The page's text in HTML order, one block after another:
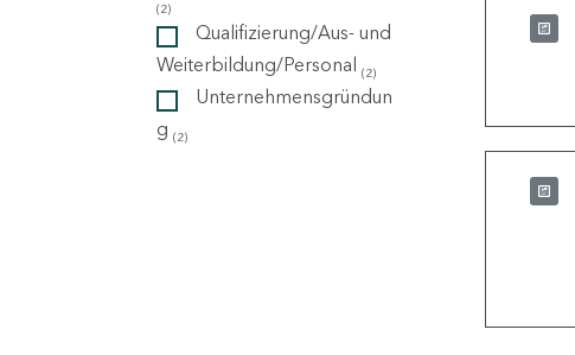
(2)
Qualifizierung/Aus- und
Weiterbildung/Personal (2)
Unternehmensgründun
g (2)